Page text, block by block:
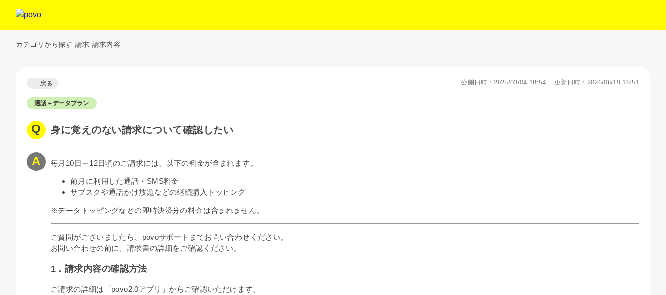
カテゴリから探す 請求 請求内容
戻る 公開日時 : 2025/03/04 18:54 更新日時 : 2026/06/19 16:51
通話＋データプラン
身に覚えのない請求について確認したい
毎月10日～12日頃のご請求には、以下の料金が含まれます。
前月に利用した通話・SMS料金
サブスクや通話かけ放題などの継続購入トッピング
※データトッピングなどの即時決済分の料金は含まれません。
ご質問がございましたら、povoサポートまでお問い合わせください。
お問い合わせの前に、請求書の詳細をご確認ください。
1．請求内容の確認方法
ご請求の詳細は「povo2.0アプリ」からご確認いただけます。